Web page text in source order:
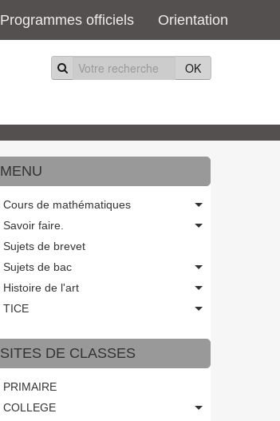
Programmes officiels Orientation
OK
MENU
Cours de mathématiques
Savoir faire.
Sujets de brevet
Sujets de bac
Histoire de l'art
TICE
SITES DE CLASSES
PRIMAIRE
COLLEGE